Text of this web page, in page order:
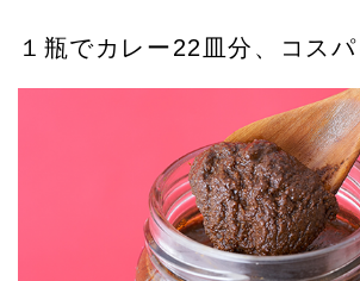
１瓶でカレー22皿分、コスパ